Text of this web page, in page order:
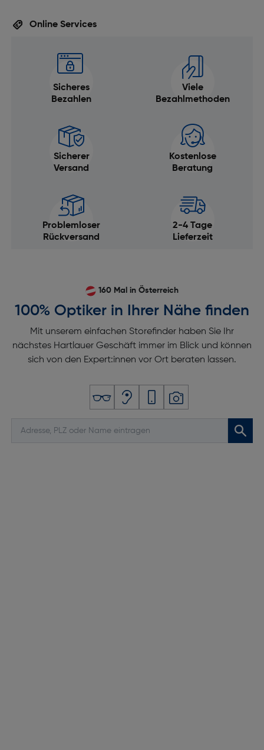
Online Services
Sicheres
Bezahlen
Viele
Bezahlmethoden
Sicherer
Versand
Kostenlose
Beratung
Problemloser
Rückversand
2-4 Tage
Lieferzeit
160 Mal in Österreich
100% Optiker in Ihrer Nähe finden
Mit unserem einfachen Storefinder haben Sie Ihr
nächstes Hartlauer Geschäft immer im Blick und können
sich von den Expert:innen vor Ort beraten lassen.